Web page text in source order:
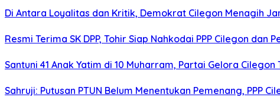
Di Antara Loyalitas dan Kritik, Demokrat Cilegon Menagih
Resmi Terima SK DPP, Tohir Siap Nahkodai PPP Cilegon dan
Santuni 41 Anak Yatim di 10 Muharram, Partai Gelora
Sahruji: Putusan PTUN Belum Menentukan Pemenang, PPP